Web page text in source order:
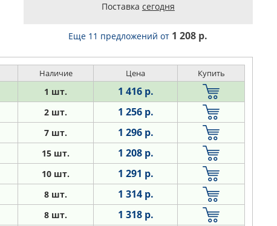
Поставка сегодня
Еще 11 предложенийот 1 208 р.
Наличие Цена Купить
1 шт. 1 416 р.
2 шт. 1 256 р.
7 шт. 1 296 р.
15 шт. 1 208 р.
10 шт. 1 291 р.
8 шт. 1 314 р.
8 шт. 1 318 р.